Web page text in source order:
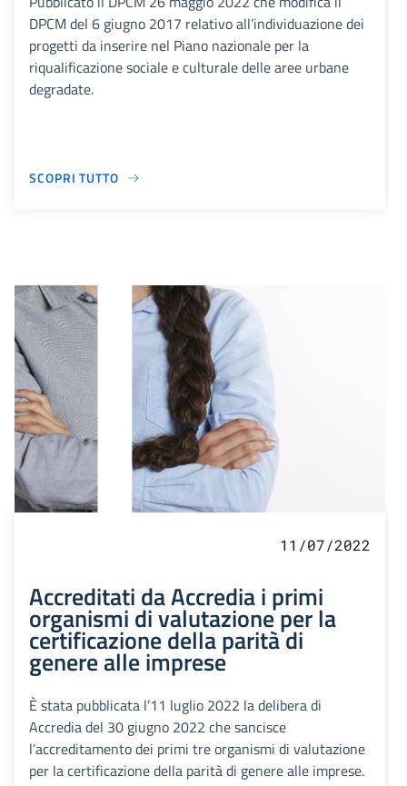
DPCM del 6 giugno 2017 relativo all’individuazione dei
progetti da inserire nel Piano nazionale per la
riqualificazione sociale e culturale delle aree urbane
degradate.
SCOPRI TUTTO
11/07/2022
Accreditati da Accredia i primi
organismi di valutazione per la
certificazione della parità di
genere alle imprese
È stata pubblicata l’11 luglio 2022 la delibera di
Accredia del 30 giugno 2022 che sancisce
l’accreditamento dei primi tre organismi di valutazione
per la certificazione della parità di genere alle imprese.